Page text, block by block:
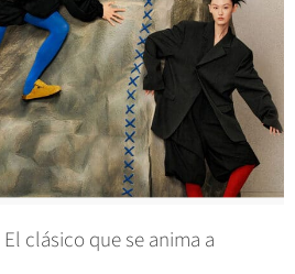
El clásico que se anima a